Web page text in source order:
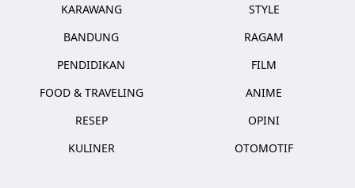
KARAWANG
BANDUNG
PENDIDIKAN
FOOD & TRAVELING
RESEP
KULINER
STYLE
RAGAM
FILM
ANIME
OPINI
OTOMOTIF